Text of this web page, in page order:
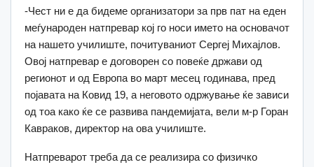
-Чест ни е да бидеме организатори за прв пат на еден
меѓународен натпревар кој го носи името на основачот
на нашето училиште, почитуваниот Сергеј Михајлов.
Овој натпревар е договорен со повеќе држави од
регионот и од Европа во март месец годинава, пред
појавата на Ковид 19, а неговото одржување ќе зависи
од тоа како ќе се развива пандемијата, вели м-р Горан
Кавраков, директор на ова училиште.
Натпреварот треба да се реализира со физичко